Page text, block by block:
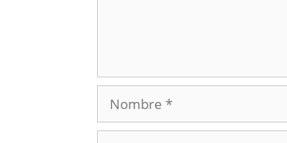
Nombre